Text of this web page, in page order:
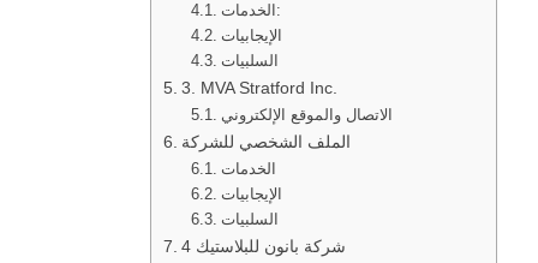
الخدمات:
الإيجابيات
3. MVA Stratford Inc.
الاتصال والموقع الإلكتروني
الملف الشخصي للشركة
الخدمات
الإيجابيات
السلبيات
4 شركة بانون للبلاستيك